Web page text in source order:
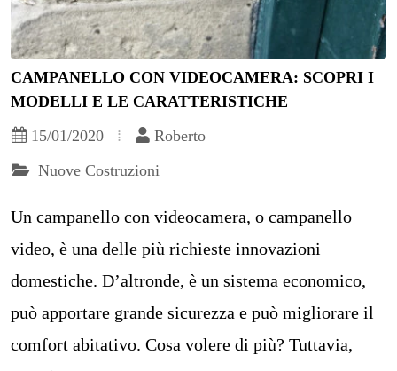
CAMPANELLO CON VIDEOCAMERA: SCOPRI I
MODELLI E LE CARATTERISTICHE
15/01/2020
Roberto
Nuove Costruzioni
Un campanello con videocamera, o campanello
video, è una delle più richieste innovazioni
domestiche. D’altronde, è un sistema economico,
può apportare grande sicurezza e può migliorare il
comfort abitativo. Cosa volere di più? Tuttavia,